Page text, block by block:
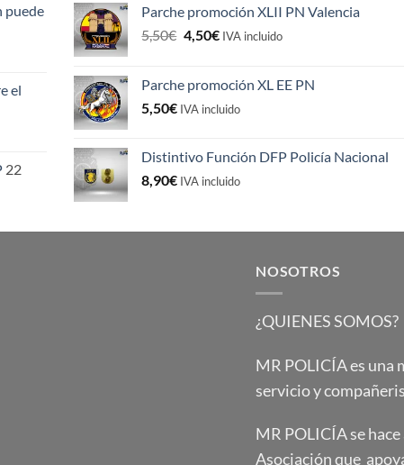
puede
el
22
Parche promoción XLII PN Valencia
5,50€ El
era:
5,50€.
4,50€El
es:
4,50€.
IVA incluido
Parche promoción XL EE PN
5,50€ IVA incluido
Distintivo Función DFP Policía Nacional
8,90€ IVA incluido
NOSOTROS
¿QUIENES SOMOS?
MR POLICÍA es una
servicio y
MR POLICÍA se
Asociación que